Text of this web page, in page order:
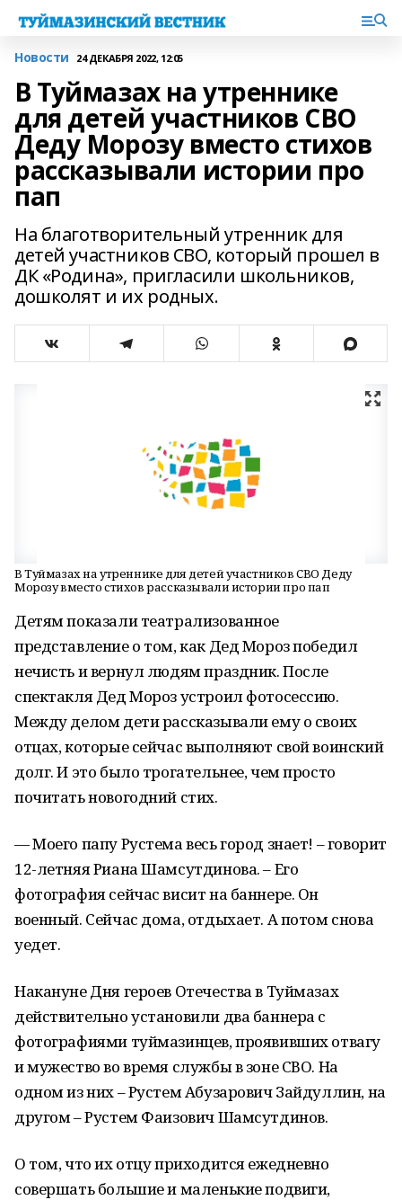
Новости 24 ДЕКАБРЯ 2022, 12:05
В Туймазах на утреннике
для детей участников СВО
Деду Морозу вместо стихов
рассказывали истории про
пап
На благотворительный утренник для
детей участников СВО, который прошел в
ДК «Родина», пригласили школьников,
дошколят и их родных.
В Туймазах на утреннике для детей участников СВО Деду
Морозу вместо стихов рассказывали истории про пап
Детям показали театрализованное
представление о том, как Дед Мороз победил
нечисть и вернул людям праздник. После
спектакля Дед Мороз устроил фотосессию.
Между делом дети рассказывали ему о своих
отцах, которые сейчас выполняют свой воинский
долг. И это было трогательнее, чем просто
почитать новогодний стих.
— Моего папу Рустема весь город знает! – говорит
12-летняя Риана Шамсутдинова. – Его
фотография сейчас висит на баннере. Он
военный. Сейчас дома, отдыхает. А потом снова
уедет.
Накануне Дня героев Отечества в Туймазах
действительно установили два баннера с
фотографиями туймазинцев, проявивших отвагу
и мужество во время службы в зоне СВО. На
одном из них – Рустем Абузарович Зайдуллин, на
другом – Рустем Фаизович Шамсутдинов.
О том, что их отцу приходится ежедневно
совершать большие и маленькие подвиги,